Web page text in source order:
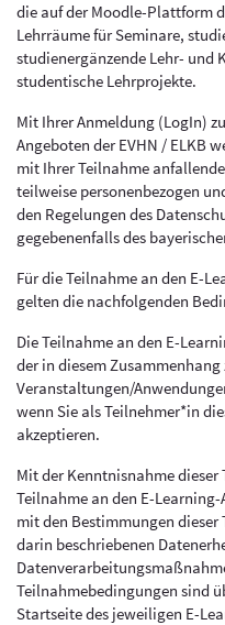
die auf der Moodle-Plattform
Lehrräume für Seminare,
studienergänzende Lehr-
studentische Lehrprojekte.
Mit Ihrer Anmeldung (LogIn)
Angeboten der EVHN / ELKB
mit Ihrer Teilnahme
teilweise personenbezogen
den Regelungen des
gegebenenfalls des
Für die Teilnahme an den E-
gelten die nachfolgenden
Die Teilnahme an den E-
der in diesem
Veranstaltungen/
wenn Sie als Teilnehmer*in
akzeptieren.
Mit der Kenntnisnahme
Teilnahme an den E-Learning-
mit den Bestimmungen
darin beschriebenen
Teilnahmebedingungen sind
Startseite des jeweiligen E-